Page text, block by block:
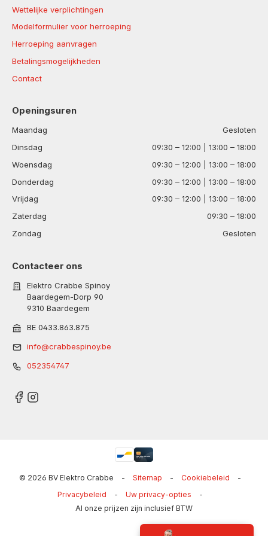
Wettelijke verplichtingen
Modelformulier voor herroeping
Herroeping aanvragen
Betalingsmogelijkheden
Contact
Openingsuren
Maandag
Gesloten
Dinsdag
09:30 – 12:00 | 13:00 – 18:00
Woensdag
09:30 – 12:00 | 13:00 – 18:00
Donderdag
09:30 – 12:00 | 13:00 – 18:00
Vrijdag
09:30 – 12:00 | 13:00 – 18:00
Zaterdag
09:30 – 18:00
Zondag
Gesloten
Contacteer ons
Elektro Crabbe Spinoy
Baardegem-Dorp 90
9310 Baardegem
BE 0433.863.875
info@crabbespinoy.be
052354747
© 2026 BV Elektro Crabbe - Sitemap - Cookiebeleid
-
Privacybeleid
- Uw privacy-opties
-
Al onze prijzen zijn inclusief BTW